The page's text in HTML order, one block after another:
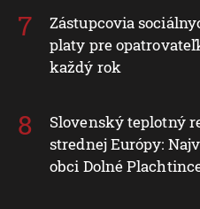
Zástupcovia
platy pre
každý rok
Slovenský teplotný
strednej Európy:
obci Dolné